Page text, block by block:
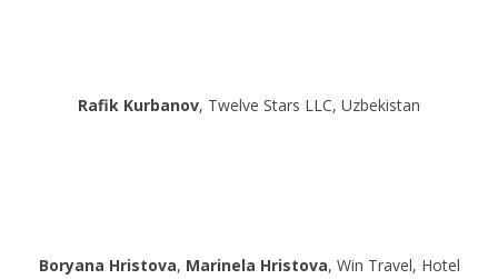
Rafik Kurbanov, Twelve Stars LLC, Uzbekistan
Boryana Hristova, Marinela Hristova, Win Travel, Hotel